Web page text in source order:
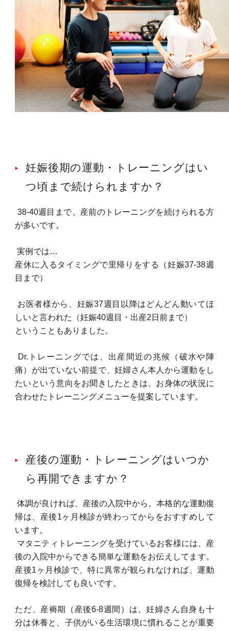
妊娠後期の運動・トレーニングはい
つ頃まで続けられますか？
38-40週目まで、産前のトレーニングを続けられる方
が多いです。
実例では…
産休に入るタイミングで里帰りをする（妊娠37-38週
目まで）
お医者様から、妊娠37週目以降はどんどん動いてほ
しいと言われた（妊娠40週目・出産2日前まで）
ということもありました。
Dr.トレーニングでは、出産間近の兆候（破水や陣
痛）が出ていない前提で、妊婦さん本人から運動をし
たいという意向をお聞きしたときは、お身体の状況に
合わせたトレーニングメニューを提案しています。
産後の運動・トレーニングはいつか
ら再開できますか？
体調が良ければ、産後の入院中から。本格的な運動復
帰は、産後1ヶ月検診が終わってからをおすすめして
います。
マタニティトレーニングを受けているお客様には、産
後の入院中からできる簡単な運動をお伝えしてます。
産後1ヶ月検診で、特に異常が観られなければ、運動
復帰を検討しても良いです。
ただ、産褥期（産後6-8週間）は、妊婦さん自身も十
分は休養と、子供がいる生活環境に慣れることが重要